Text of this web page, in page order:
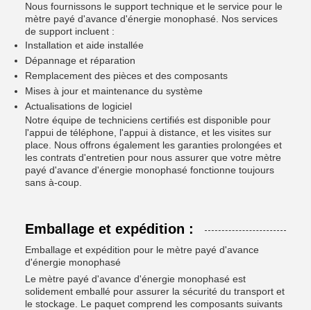
Nous fournissons le support technique et le service pour le
mètre payé d'avance d'énergie monophasé. Nos services
de support incluent :
Installation et aide installée
Dépannage et réparation
Remplacement des pièces et des composants
Mises à jour et maintenance du système
Actualisations de logiciel
Notre équipe de techniciens certifiés est disponible pour
l'appui de téléphone, l'appui à distance, et les visites sur
place. Nous offrons également les garanties prolongées et
les contrats d'entretien pour nous assurer que votre mètre
payé d'avance d'énergie monophasé fonctionne toujours
sans à-coup.
Emballage et expédition :
Emballage et expédition pour le mètre payé d'avance
d'énergie monophasé
Le mètre payé d'avance d'énergie monophasé est
solidement emballé pour assurer la sécurité du transport et
le stockage. Le paquet comprend les composants suivants